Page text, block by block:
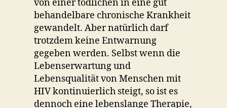
von einer tödlichen in eine gut
behandelbare chronische Krankheit
gewandelt. Aber natürlich darf
trotzdem keine Entwarnung
gegeben werden. Selbst wenn die
Lebenserwartung und
Lebensqualität von Menschen mit
HIV kontinuierlich steigt, so ist es
dennoch eine lebenslange Therapie,